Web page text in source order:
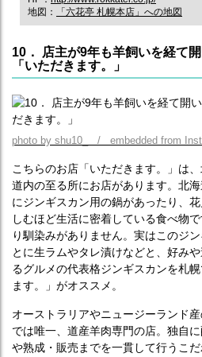
地図：
「六花亭 札幌本店」への地図
10． 店主が9年も羊飼いを経て
「いただきます。」
photo by shu10_ / embedded from
こちらのお店「いただきます。」は
道内の至る所にお店があります。北
にジンギスカン用の鍋があったり、
しむほど生活に密着している食べ物
り馴染みがありません。実はこのジ
とに生ラムやタレ漬けなどと、好み
るグルメの代表格ジンギスカンを札
ます。」がオススメ。
オーストラリアやニュージーランド
では唯一、道産羊肉専門の店。独自
や熟成・販売までを一貫して行うこ